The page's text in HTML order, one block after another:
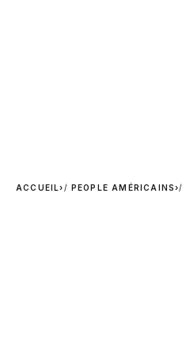
ACCUEIL› PEOPLE AMÉRICAINS›